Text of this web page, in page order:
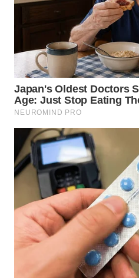
DANAU
WN
NIAS
WN
LANGKAT
WN
TAPANULI
SELATAN
WN
TANJUNG
LESUNG
WN